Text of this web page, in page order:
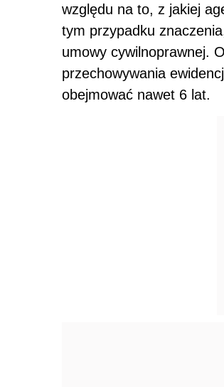
względu na to, z jakiej
tym przypadku
umowy cywilnoprawnej.
przechowywania
obejmować nawet 6 lat.